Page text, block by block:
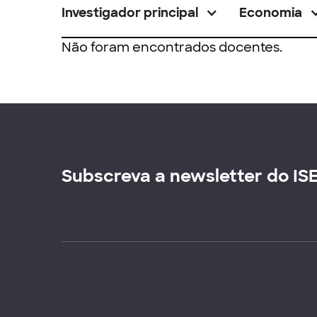
Investigador principal Economia
Não foram encontrados docentes.
Subscreva a newsletter do